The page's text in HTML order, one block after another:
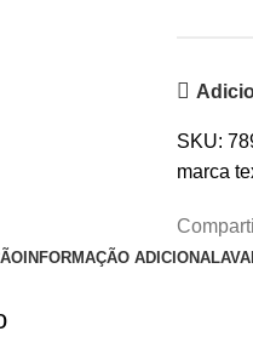
SKU:
marca
INFORMAÇÃO ADICIONAL